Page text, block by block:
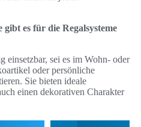
es für die Regalsysteme
einsetzbar, sei es im Wohn- oder
oder persönliche
Sie bieten ideale
einen dekorativen Charakter